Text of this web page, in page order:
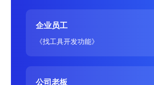
企业员工
《找工具开发功能》
公司老板